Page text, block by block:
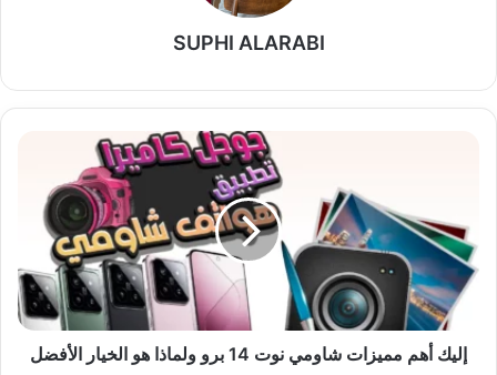
SUPHI ALARABI
نوت
14
برو
ولماذا
الخيار
إليك أهم مميزات شاومي نوت 14 برو ولماذا هو الخيار الأفضل